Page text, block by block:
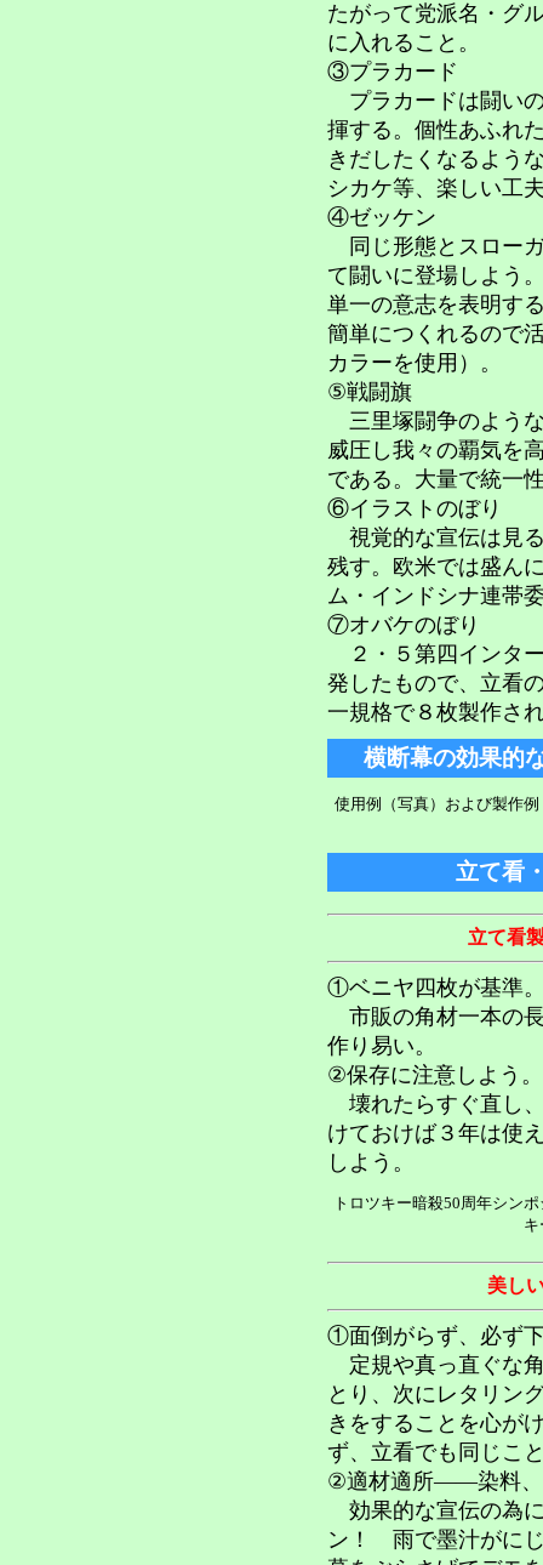
たがって党派名・グ
に入れること。
③プラカード
プラカードは闘い
揮する。個性あふれ
きだしたくなるよう
シカケ等、楽しい工
④ゼッケン
同じ形態とスロー
て闘いに登場しよう
単一の意志を表明す
簡単につくれるので
カラーを使用）。
⑤戦闘旗
三里塚闘争のよう
威圧し我々の覇気を
である。大量で統一
⑥イラストのぼり
視覚的な宣伝は見
残す。欧米では盛ん
ム・インドシナ連帯
⑦オバケのぼり
２・５第四インタ
発したもので、立看
一規格で８枚製作さ
横断幕の効果的
使用例（写真）および製作
立て看
立て看
①ベニヤ四枚が基準
市販の角材一本の
作り易い。
②保存に注意しよう。
壊れたらすぐ直し
けておけば３年は使
しよう。
トロツキー暗殺50周年シン
美し
①面倒がらず、必ず
定規や真っ直ぐな
とり、次にレタリン
きをすることを心が
ず、立看でも同じこ
②適材適所――染料、
効果的な宣伝の為
ン！ 雨で墨汁がに